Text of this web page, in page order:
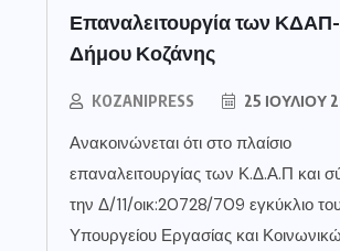
Επαναλειτουργία των
Δήμου Κοζάνης
KOZANIPRESS 25 ΙΟΥΛΊΟΥ
Ανακοινώνεται ότι στο πλαίσιο
επαναλειτουργίας των Κ.Δ.Α.Π και
την Δ/11/οικ:20728/709 εγκύκλιο
Υπουργείου Εργασίας και